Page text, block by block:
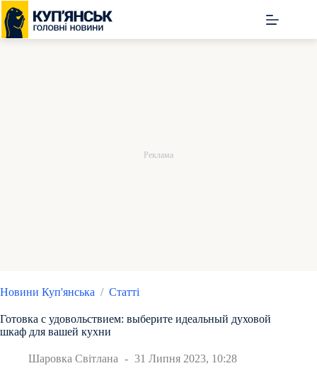
Перейти
до
вмісту
Новини Куп'янська / Статті
Готовка с удовольствием: выберите идеальный духовой
шкаф для вашей кухни
Шаровка Світлана 31 Липня 2023, 10:28